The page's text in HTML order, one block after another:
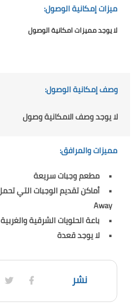
ميزات إمكانية الوصول:
لا يوجد مميزات امكانية الوصول
وصف إمكانية الوصول:
لا يوجد وصف الامكانية وصول
مميزات والمرافق:
مطعم وجبات سريعة
Away
باعة الحلويات الشرقية والغربية
لا يوجد قعدة
نشر